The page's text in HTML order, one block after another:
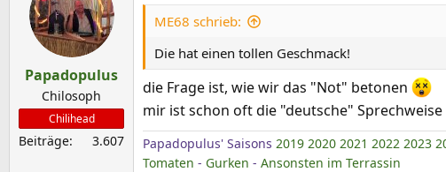
o
e
n
:
Papadopulus
Chilosoph
Chilihead
Beiträge 3.607
ME68 schrieb:
Die hat einen tollen Geschmack!
die Frage ist, wie wir das "Not" betonen
mir ist schon oft die "deutsche"
Papadopulus' Saisons 2019 2020 2021 2022 2023
Tomaten - Gurken - Ansonsten im Terrassin